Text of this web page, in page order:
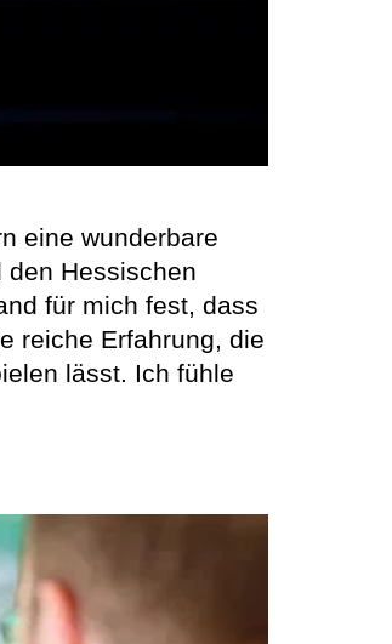
eine wunderbare
den Hessischen
für mich fest, dass
reiche Erfahrung, die
lässt. Ich fühle